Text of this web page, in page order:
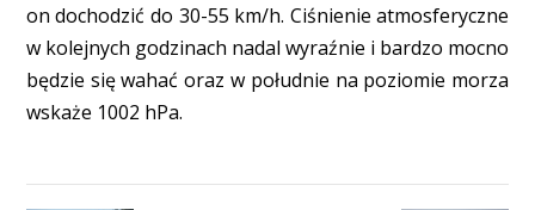
on dochodzić do 30-55 km/h. Ciśnienie atmosferyczne
w kolejnych godzinach nadal wyraźnie i bardzo mocno
będzie się wahać oraz w południe na poziomie morza
wskaże 1002 hPa.